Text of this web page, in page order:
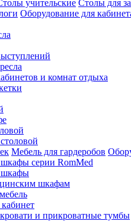
учительские Столы для
Оборудование для
и комнат отдыха
Мебель для гардеробов
серии RomMed
шкафы
шкафам
и прикроватные тумбы